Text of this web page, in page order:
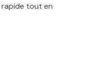
tout en